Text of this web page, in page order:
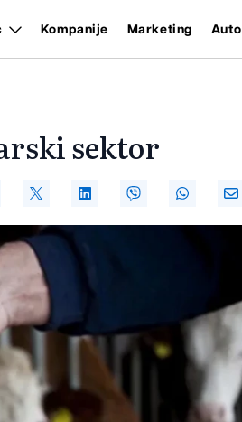
Kompanije Marketing Auto
sektor